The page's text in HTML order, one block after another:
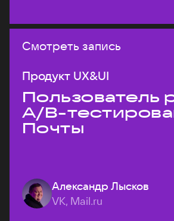
Смотреть запись
Продукт UX&UI
Пользователь
A/B-
Почты
Александр Лысков
VK, Mail.ru